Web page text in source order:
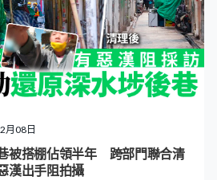
泥買沙 主教山上其中一個亂象是有
有環境。《一線搜查》便發現山
小小的護土牆，既攔住一旁山
邊另一處正施工，範圍更大。有
「係好心人士砌嚟坐嚟玩。」他
好天嘅咪有得坐囉」。 阿姐稱建
坊透露，建造者是一名女士，她出
處。《一線搜查》其後終於遇到
月08日
被搭棚佔領半年 跨部門聯合清
出手阻拍攝